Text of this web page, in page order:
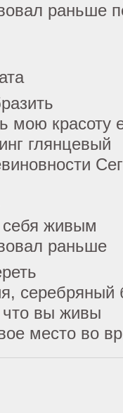
раньше
мою красоту
глянцевый
себя живым
раньше
серебряный
что вы живы
место во